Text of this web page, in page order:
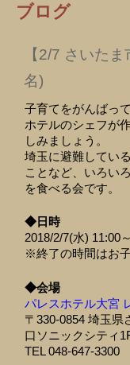
ブログ
【2/7 さいた
名)
子育てをがんばっ
ホテルのシェフが
しみましょう。
埼玉に避難してい
ことなど、いろい
を食べる会です。
◆日時
2018/2/7(水) 11:00
※終了の時間はお
◆会場
パレスホテル大宮
〒330-0854 埼玉県
口ソニックシティ
TEL 048-647-3300